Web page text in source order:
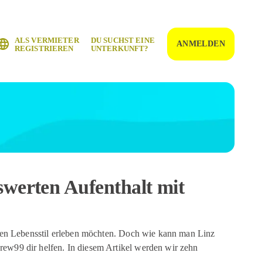
ALS VERMIETER
REGISTRIEREN
DU SUCHST EINE
UNTERKUNFT?
ANMELDEN
Aufenthalt mit
Lebensstil erleben möchten. Doch wie kann man Linz
dir helfen. In diesem Artikel werden wir zehn